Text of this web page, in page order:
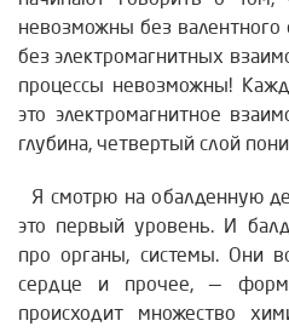
невозможны без валентного
без электромагнитных
процессы невозможны!
это электромагнитное
глубина, четвертый слой
Я смотрю на обалденную
это первый уровень. И
про органы, системы. Они
сердце и прочее, —
происходит множество